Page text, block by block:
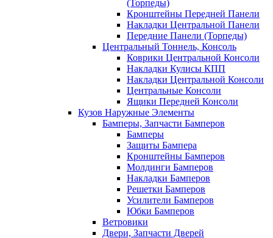
(Торпеды)
Кронштейны Передней Панели
Накладки Центральной Панели
Передние Панели (Торпеды)
Центральный Тоннель, Консоль
Коврики Центральной Консоли
Накладки Кулисы КПП
Накладки Центральной Консоли
Центральные Консоли
Ящики Передней Консоли
Кузов Наружные Элементы
Бамперы, Запчасти Бамперов
Бамперы
Защиты Бампера
Кронштейны Бамперов
Молдинги Бамперов
Накладки Бамперов
Решетки Бамперов
Усилители Бамперов
Юбки Бамперов
Ветровики
Двери, Запчасти Дверей